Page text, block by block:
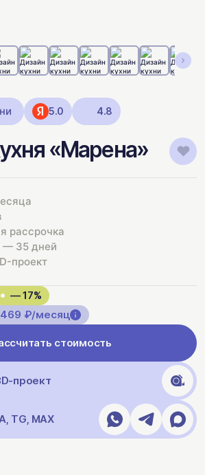
5.0 4.8
«Марена»
рассрочка
— 35 дней
проект
— 17%
469 ₽/месяц
стоимость
проект
TG, MAX